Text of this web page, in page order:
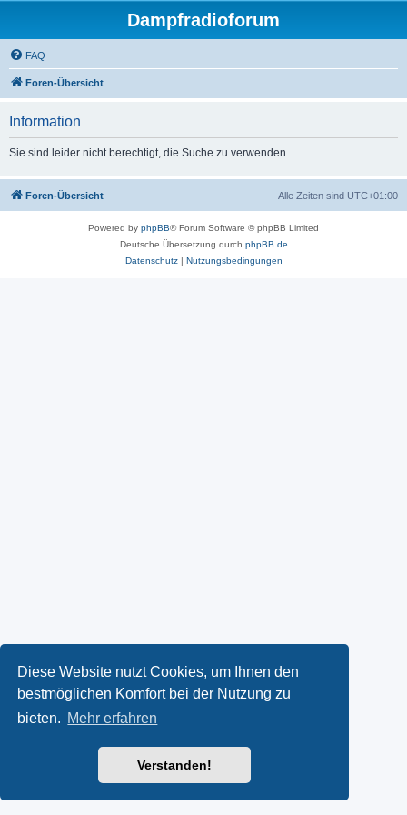
Diese Website nutzt Cookies, um Ihnen den
bestmöglichen Komfort bei der Nutzung zu
bieten. Mehr erfahren
Verstanden!
Dampfradioforum
FAQ
Foren-Übersicht
Information
Sie sind leider nicht berechtigt, die Suche zu verwenden.
Foren-Übersicht Alle Zeiten sind UTC+01:00
Powered by phpBB® Forum Software © phpBB Limited
Deutsche Übersetzung durch phpBB.de
Datenschutz| Nutzungsbedingungen